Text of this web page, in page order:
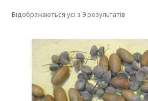
Відображаються усі з 9 результатів